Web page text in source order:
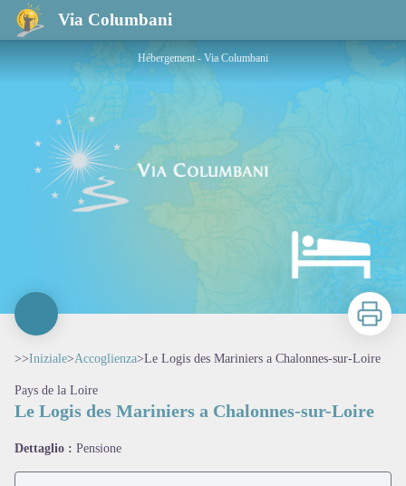
Via Columbani
Le Logis des Mariniers a Chalonnes-sur-Loire
Hébergement - Via Columbani
Stampa
>>Iniziale>Accoglienza>Le Logis des Mariniers a Chalonnes-sur-Loire
Pays de la Loire
Le Logis des Mariniers a Chalonnes-sur-Loire
Dettaglio : Pensione